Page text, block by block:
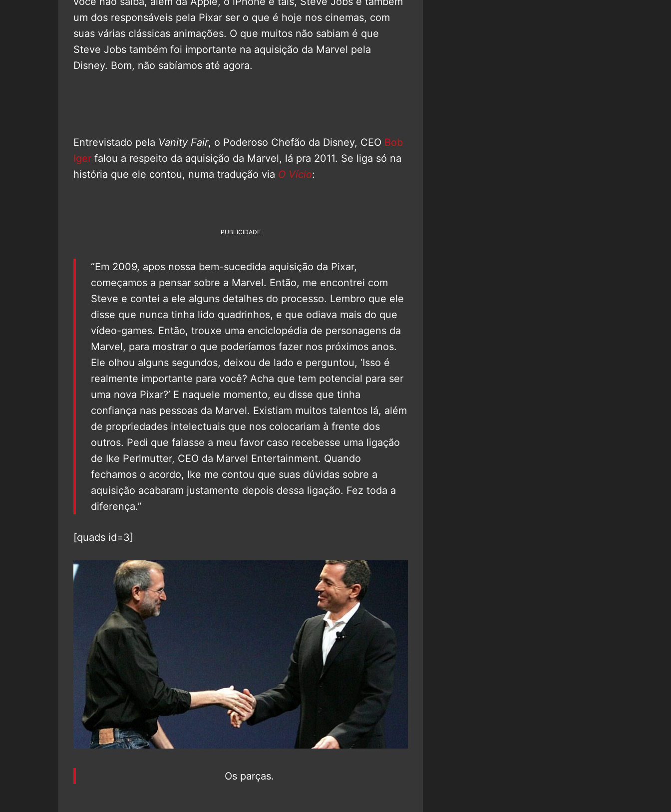
um dos responsáveis pela Pixar ser o que é hoje nos cinemas, com
suas várias clássicas animações. O que muitos não sabiam é que
Steve Jobs também foi importante na aquisição da Marvel pela
Disney. Bom, não sabíamos até agora.
Entrevistado pela Vanity Fair, o Poderoso Chefão da Disney, CEO Bob
Iger falou a respeito da aquisição da Marvel, lá pra 2011. Se liga só na
história que ele contou, numa tradução via O Vício:
PUBLICIDADE
“Em 2009, apos nossa bem-sucedida aquisição da Pixar,
começamos a pensar sobre a Marvel. Então, me encontrei com
Steve e contei a ele alguns detalhes do processo. Lembro que ele
disse que nunca tinha lido quadrinhos, e que odiava mais do que
vídeo-games. Então, trouxe uma enciclopédia de personagens da
Marvel, para mostrar o que poderíamos fazer nos próximos anos.
Ele olhou alguns segundos, deixou de lado e perguntou, ‘Isso é
realmente importante para você? Acha que tem potencial para ser
uma nova Pixar?’ E naquele momento, eu disse que tinha
confiança nas pessoas da Marvel. Existiam muitos talentos lá, além
de propriedades intelectuais que nos colocariam à frente dos
outros. Pedi que falasse a meu favor caso recebesse uma ligação
de Ike Perlmutter, CEO da Marvel Entertainment. Quando
fechamos o acordo, Ike me contou que suas dúvidas sobre a
aquisição acabaram justamente depois dessa ligação. Fez toda a
diferença.”
[quads id=3]
Os parças.